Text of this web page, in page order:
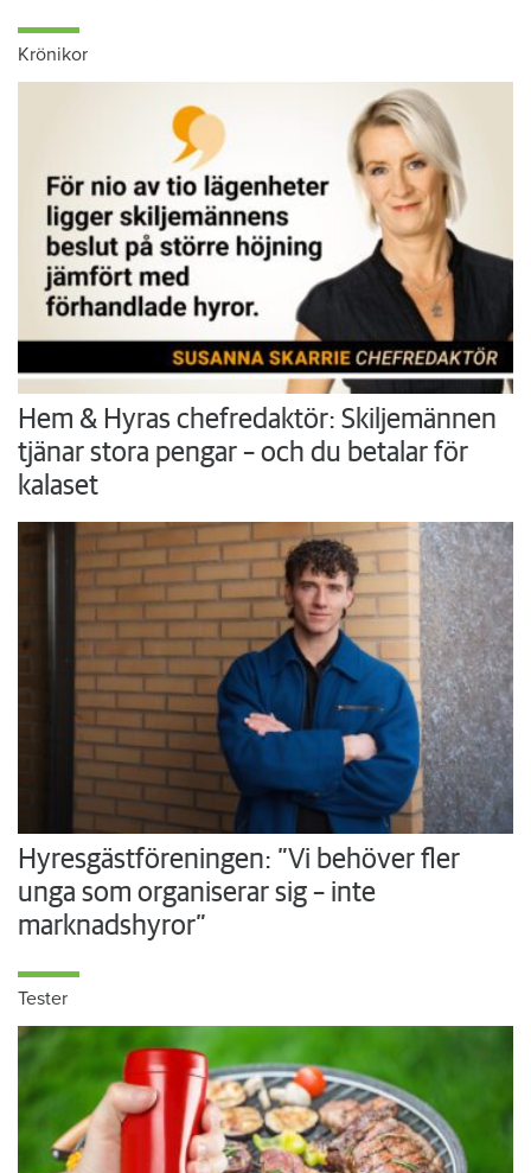
Krönikor
Hem & Hyras chefredaktör: Skiljemännen
tjänar stora pengar – och du betalar för
kalaset
Hyresgästföreningen: ”Vi behöver fler
unga som organiserar sig – inte
marknadshyror”
Tester